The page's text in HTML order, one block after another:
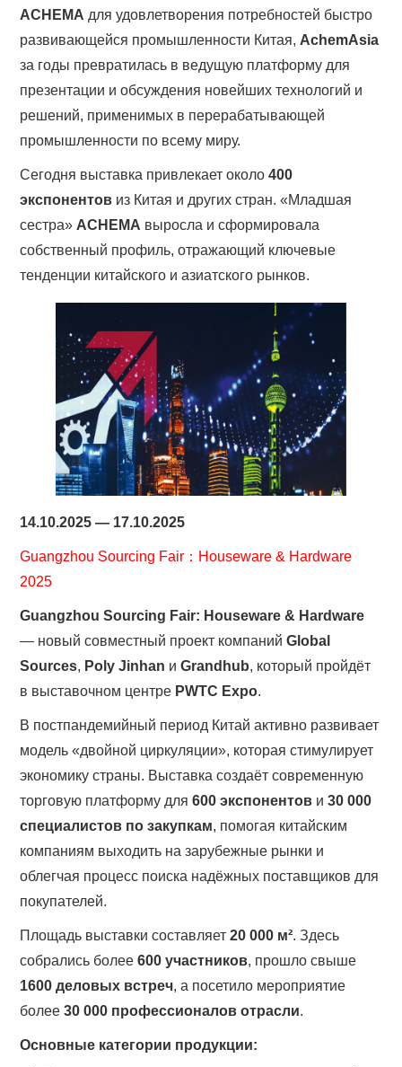
ACHEMA для удовлетворения потребностей быстро
развивающейся промышленности Китая, AchemAsia
за годы превратилась в ведущую платформу для
презентации и обсуждения новейших технологий и
решений, применимых в перерабатывающей
промышленности по всему миру.
Сегодня выставка привлекает около400
экспонентов из Китая и других стран. «Младшая
сестра» ACHEMA выросла и сформировала
собственный профиль, отражающий ключевые
тенденции китайского и азиатского рынков.
14.10.2025 — 17.10.2025
Guangzhou Sourcing Fair：Houseware & Hardware
2025
Guangzhou Sourcing Fair: Houseware & Hardware
— новый совместный проект компанийGlobal
Sources, Poly Jinhan иGrandhub, который пройдёт
в выставочном центре PWTC Expo.
В постпандемийный период Китай активно развивает
модель «двойной циркуляции», которая стимулирует
экономику страны. Выставка создаёт современную
торговую платформу для600 экспонентов и30 000
специалистов по закупкам, помогая китайским
компаниям выходить на зарубежные рынки и
облегчая процесс поиска надёжных поставщиков для
покупателей.
Площадь выставки составляет20 000 м². Здесь
собрались более600 участников, прошло свыше
1600 деловых встреч, а посетило мероприятие
более30 000 профессионалов отрасли.
Основные категории продукции: